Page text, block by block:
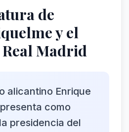
de
y el
Madrid
alicantino Enrique
como
presidencia del